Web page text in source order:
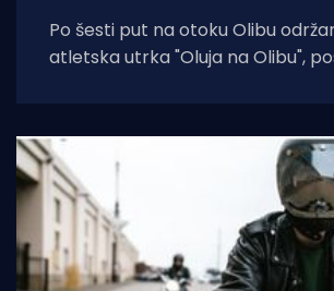
Po šesti put na otoku Olibu
atletska utrka "Oluja na Olibu",